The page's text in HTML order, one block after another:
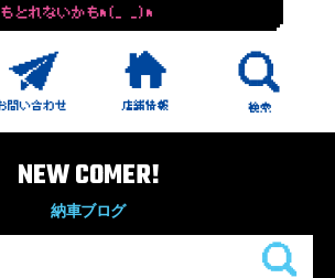
とれないかもm(_ _)m
NEW COMER!
納車ブログ